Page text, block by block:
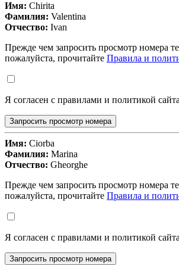
Имя: Chirita
Фамилия: Valentina
Отчество: Ivan
Прежде чем запросить просмотр номера
пожалуйста, прочитайте Правила и
Я согласен с правилами и политикой сайта
Запросить просмотр номера
Имя: Ciorba
Фамилия: Marina
Отчество: Gheorghe
Прежде чем запросить просмотр номера
пожалуйста, прочитайте Правила и
Я согласен с правилами и политикой сайта
Запросить просмотр номера